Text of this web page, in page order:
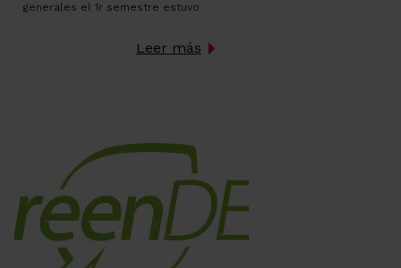
generales el 1r semestre estuvo
similares al del 2018 y una evolución
de precios prácticamente plana. En el
Leer más